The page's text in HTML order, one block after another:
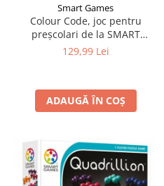
Smart Games
Colour Code, joc pentru
preșcolari de la SMART
GAMES
129,99 Lei
ADAUGĂ ÎN COȘ